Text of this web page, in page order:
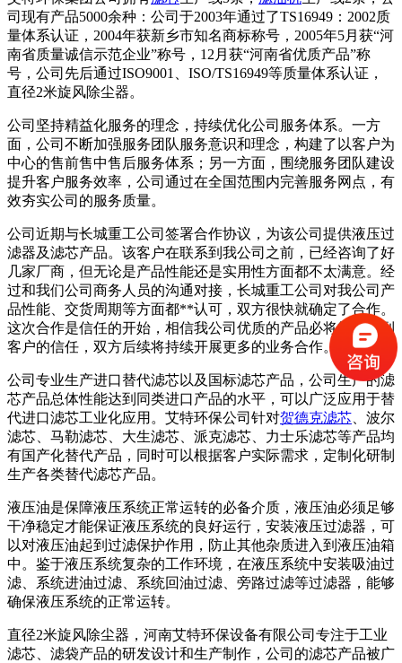
司现有产品5000余种：公司于2003年通过了TS16949：2002质
量体系认证，2004年获新乡市知名商标称号，2005年5月获“河
南省质量诚信示范企业”称号，12月获“河南省优质产品”称
号，公司先后通过ISO9001、ISO/TS16949等质量体系认证，
直径2米旋风除尘器。
公司坚持精益化服务的理念，持续优化公司服务体系。一方
面，公司不断加强服务团队服务意识和理念，构建了以客户为
中心的售前售中售后服务体系；另一方面，围绕服务团队建设
提升客户服务效率，公司通过在全国范围内完善服务网点，有
效夯实公司的服务质量。
公司近期与长城重工公司签署合作协议，为该公司提供液压过
滤器及滤芯产品。该客户在联系到我公司之前，已经咨询了好
几家厂商，但无论是产品性能还是实用性方面都不太满意。经
过和我们公司商务人员的沟通对接，长城重工公司对我公司产
品性能、交货周期等方面都**认可，双方很快就确定了合作。
这次合作是信任的开始，相信我公司优质的产品必将能够得到
客户的信任，双方后续将持续开展更多的业务合作。
公司专业生产进口替代滤芯以及国标滤芯产品，公司生产的滤
芯产品总体性能达到同类进口产品的水平，可以广泛应用于替
代进口滤芯工业化应用。艾特环保公司针对贺德克滤芯 、波尔
滤芯、马勒滤芯、大生滤芯、派克滤芯、力士乐滤芯等产品均
有国产化替代产品，同时可以根据客户实际需求，定制化研制
生产各类替代滤芯产品。
液压油是保障液压系统正常运转的必备介质，液压油必须足够
干净稳定才能保证液压系统的良好运行，安装液压过滤器，可
以对液压油起到过滤保护作用，防止其他杂质进入到液压油箱
中。鉴于液压系统复杂的工作环境，在液压系统中安装吸油过
滤、系统进油过滤、系统回油过滤、旁路过滤等过滤器，能够
确保液压系统的正常运转。
直径2米旋风除尘器，河南艾特环保设备有限公司专注于工业
滤芯、滤袋产品的研发设计和生产制作，公司的滤芯产品被广